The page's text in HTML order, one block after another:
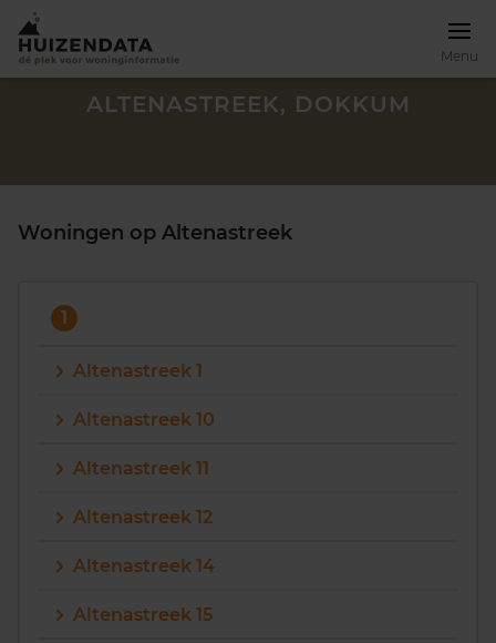
Menu
Maandag t/m vrijdag - 08:00 -18:00
ALTENASTREEK, DOKKUM
Woningen op Altenastreek
1
Altenastreek 1
Altenastreek 10
Altenastreek 11
Altenastreek 12
Altenastreek 14
Altenastreek 15